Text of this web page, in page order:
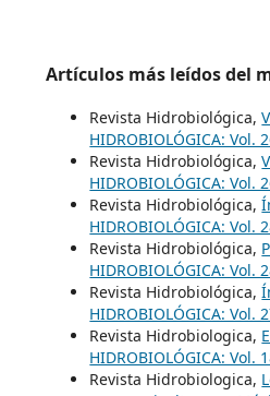
Artículos más leídos del
Revista Hidrobiológica,
HIDROBIOLÓGICA: Vol.
Revista Hidrobiológica,
HIDROBIOLÓGICA: Vol.
Revista Hidrobiológica,
HIDROBIOLÓGICA: Vol.
Revista Hidrobiológica,
HIDROBIOLÓGICA: Vol.
Revista Hidrobiológica,
HIDROBIOLÓGICA: Vol.
Revista Hidrobiologica,
HIDROBIOLÓGICA: Vol.
Revista Hidrobiologica,